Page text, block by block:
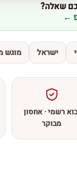
שאלה?
←
ישראל מוגש
רשמי · אחסון
מבוקר